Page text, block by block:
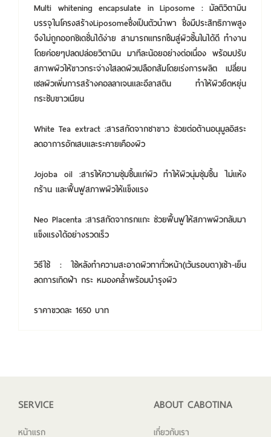
Multi whitening encapsulate in Liposome : มัลติวิตามิน
บรรจุในโครงสร้างLiposomeซึ่งเป็นตัวนำพา ซึ่งมีประสิทธิภาพสูง
จึงไม่ถูกออกซิเดชั่นได้ง่าย สามารถแทรกซึมสู่ผิวชั้นในได้ดี ทำงาน
โดยค่อยๆปลดปล่อยวิตามิน มาทีละน้อยอย่างต่อเนื่อง พร้อมปรับ
สภาพผิวให้ขาวกระจ่างใสลดผิวเปลือกส้มโดยเร่งการผลิต เปลี่ยน
เซลผิวเพิ่มการสร้างคอลลาเจนและอีลาสติน ทำให้ผิวยืดหยุ่น
กระชับขาวเนียน
White Tea extract :สารสกัดจากชาขาว ช่วยต่อต้านอนุมูลอิสระ
ลดอาการอักเสบและระคายเคืองผิว
Jojoba oil :สารให้ความชุ่มชื้นแก่ผิว ทำให้ผิวนุ่มชุ่มชื้น ไม่แห้ง
กร้าน และฟื้นฟูสภาพผิวให้แข็งแรง
Neo Placenta :สารสกัดจากรกแกะ ช่วยฟื้นฟูให้สภาพผิวกลับมา
แข็งแรงได้อย่างรวดเร็ว
วิธีใช้ : ใช้หลังทำความสะอาดผิวทาทั่วหน้า(เว้นรอบตา)เช้า-เย็น
ลดการเกิดฝ้า กระ หมองคล้ำพร้อมบำรุงผิว
ราคาขวดละ 1650 บาท
SERVICE
หน้าแรก
ABOUT CABOTINA
เกี่ยวกับเรา